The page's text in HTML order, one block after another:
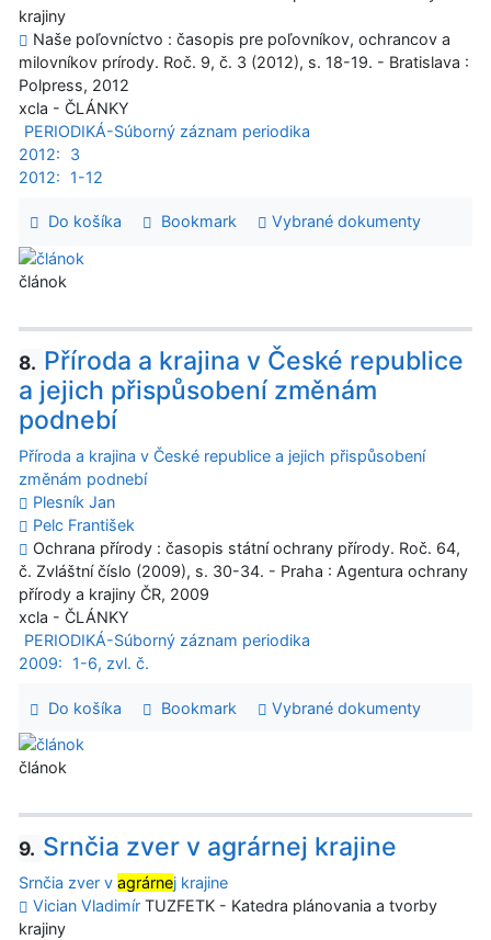
krajiny
Naše poľovníctvo : časopis pre poľovníkov, ochrancov a
milovníkov prírody. Roč. 9, č. 3 (2012), s. 18-19. - Bratislava :
Polpress, 2012
xcla - ČLÁNKY
PERIODIKÁ-Súborný záznam periodika
2012:
3
2012:
1-12
Do košíka Bookmark Vybrané dokumenty
článok
8. Příroda a krajina v České republice
a jejich přispůsobení změnám
podnebí
Příroda a krajina v České republice a jejich přispůsobení
změnám podnebí
Plesník Jan
Pelc František
Ochrana přírody : časopis státní ochrany přírody. Roč. 64,
č. Zvláštní číslo (2009), s. 30-34. - Praha : Agentura ochrany
přírody a krajiny ČR, 2009
xcla - ČLÁNKY
PERIODIKÁ-Súborný záznam periodika
2009:
1-6, zvl. č.
Do košíka Bookmark Vybrané dokumenty
článok
9. Srnčia zver v agrárnej krajine
Srnčia zver v agrárnej krajine
Vician Vladimír TUZFETK - Katedra plánovania a tvorby
krajiny